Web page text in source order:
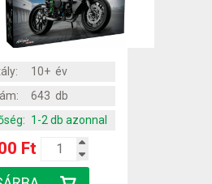
10+ év
643 db
1-2 db azonnal
Ft